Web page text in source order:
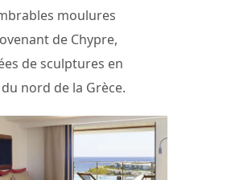
moulures
de Chypre,
de sculptures en
nord de la Grèce.